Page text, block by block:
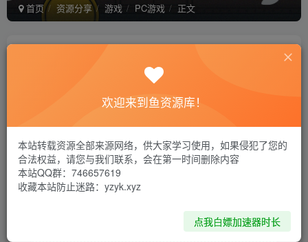
首页 资源分享 游戏 PC游戏 正文
私信
附安卓版
资源下载
PC-点击下载
欢迎来到鱼资源库！
本站转载资源全部来源网络，供大家学习使用，如果侵犯了您的
合法权益，请您与我们联系，会在第一时间删除内容
本站QQ群：746657619
收藏本站防止迷路：yzyk.xyz
点我白嫖加速器时长